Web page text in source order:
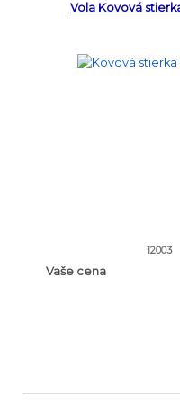
Vola Kovová
12003
Vaše cena